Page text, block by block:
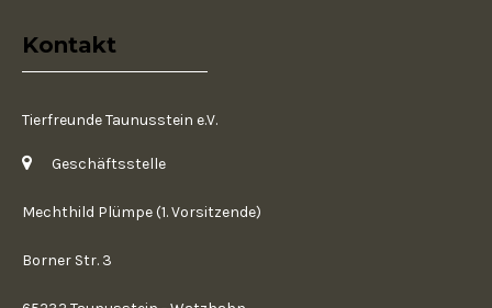
Kontakt
Tierfreunde Taunusstein e.V.
Geschäftsstelle
Mechthild Plümpe (1. Vorsitzende)
Borner Str. 3